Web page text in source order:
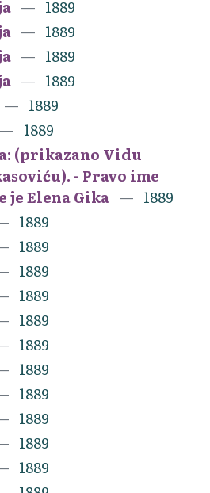
1889
1889
1889
1889
1889
1889
(prikazano Vidu
- Pravo ime
Elena Gika
1889
1889
1889
1889
1889
1889
1889
1889
1889
1889
1889
1889